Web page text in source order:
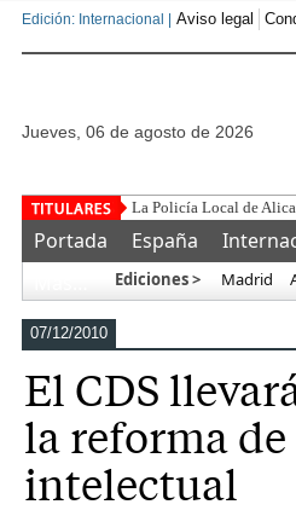
Edición: Internacional | Aviso legal
jueves, 06 de agosto de 2026
La Policía Local de
Portada España
Ediciones > Madrid
07/12/2010
El CDS
la reforma
intelectual